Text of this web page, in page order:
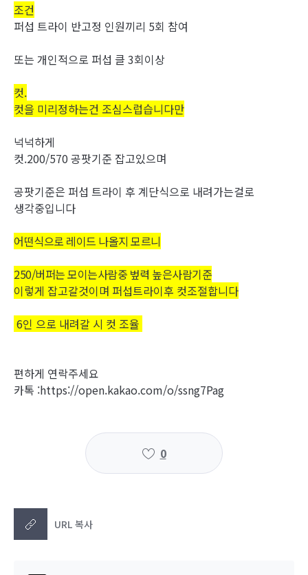
조건
퍼섭 트라이 반고정 인원끼리 5회 참여
또는 개인적으로 퍼섭 클 3회이상
컷.
컷을 미리정하는건 조심스럽습니다만
넉넉하게
컷.200/570 공팟기준 잡고있으며
공팟기준은 퍼섭 트라이 후 계단식으로 내려가는걸로
생각중입니다
어떤식으로 레이드 나올지 모르니
250/버퍼는 모이는사람중 벞력 높은사람기준
이렇게 잡고갈것이며 퍼섭트라이후 컷조절합니다
6인 으로 내려갈 시 컷 조율
편하게 연락주세요
카톡 :https://open.kakao.com/o/ssng7Pag
0
URL 복사